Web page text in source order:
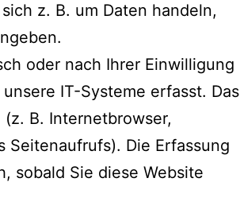
z. B. um Daten handeln,
oder nach Ihrer Einwilligung
IT-Systeme erfasst. Das
B. Internetbrowser,
Seitenaufrufs). Die Erfassung
sobald Sie diese Website